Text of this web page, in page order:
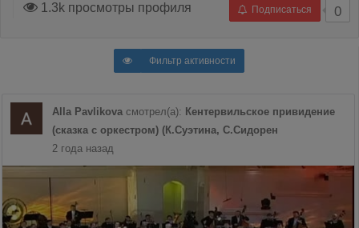
1.3k просмотры профиля
Подписаться 0
Фильтр активности
Alla Pavlikova смотрел(а): Кентервильское привидение
(сказка с оркестром) (К.Суэтина, С.Сидорен
2 года назад